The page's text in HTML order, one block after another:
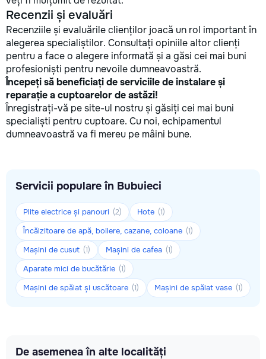
Recenzii și evaluări
Recenziile și evaluările clienților joacă un rol important în
alegerea specialiștilor. Consultați opiniile altor clienți
pentru a face o alegere informată și a găsi cei mai buni
profesioniști pentru nevoile dumneavoastră.
Începeți să beneficiați de serviciile de instalare și
reparație a cuptoarelor de astăzi!
Înregistrați-vă pe site-ul nostru și găsiți cei mai buni
specialiști pentru cuptoare. Cu noi, echipamentul
dumneavoastră va fi mereu pe mâini bune.
Servicii populare în Bubuieci
Plite electrice și panouri (2) Hote (1)
Încălzitoare de apă, boilere, cazane, coloane (1)
Mașini de cusut (1) Mașini de cafea (1)
Aparate mici de bucătărie (1)
Mașini de spălat și uscătoare (1) Mașini de spălat vase (1)
De asemenea în alte localități